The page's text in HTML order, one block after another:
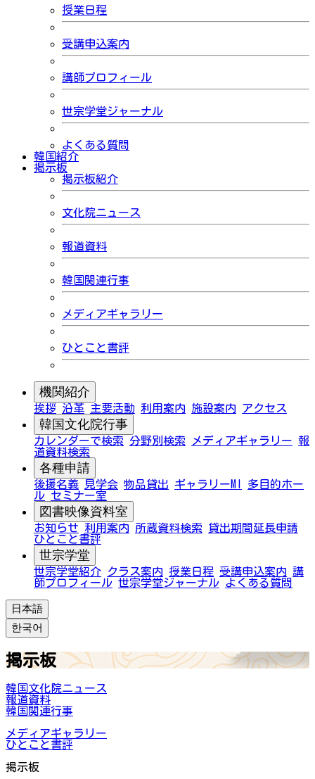
授業日程
受講申込案内
講師プロフィール
世宗学堂ジャーナル
よくある質問
韓国紹介
掲示板
掲示板紹介
文化院ニュース
報道資料
韓国関連行事
メディアギャラリー
ひとこと書評
機関紹介
挨拶 沿革 主要活動 利用案内 施設案内 アクセス
韓国文化院行事
カレンダーで検索 分野別検索 メディアギャラリー 報
道資料検索
各種申請
後援名義 見学会 物品貸出 ギャラリーMI
多目的ホー
ル セミナー室
図書映像資料室
お知らせ 利用案内 所蔵資料検索
貸出期間延長申請
ひとこと書評
世宗学堂
世宗学堂紹介 クラス案内 授業日程 受講申込案内 講
師プロフィール 世宗学堂ジャーナル よくある質問
日本語
한국어
掲示板
韓国文化院ニュース
報道資料
韓国関連行事
メディアギャラリー
ひとこと書評
掲示板